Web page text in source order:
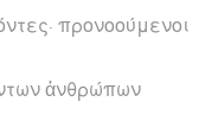
προνοούμενοι
ἀνθρώπων